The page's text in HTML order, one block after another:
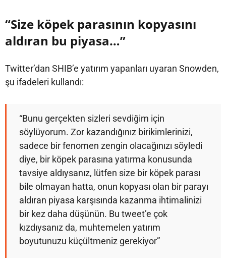
“Size köpek parasının kopyasını
aldıran bu piyasa…”
Twitter’dan SHIB’e yatırım yapanları uyaran Snowden,
şu ifadeleri kullandı:
“Bunu gerçekten sizleri sevdiğim için
söylüyorum. Zor kazandığınız birikimlerinizi,
sadece bir fenomen zengin olacağınızı söyledi
diye, bir köpek parasına yatırma konusunda
tavsiye aldıysanız, lütfen size bir köpek parası
bile olmayan hatta, onun kopyası olan bir parayı
aldıran piyasa karşısında kazanma ihtimalinizi
bir kez daha düşünün. Bu tweet’e çok
kızdıysanız da, muhtemelen yatırım
boyutunuzu küçültmeniz gerekiyor”